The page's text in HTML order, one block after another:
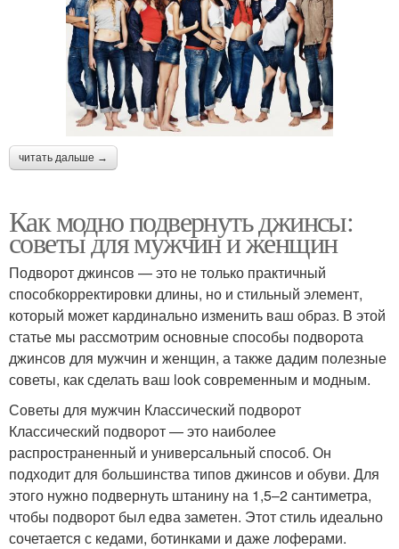
читать дальше →
Как модно подвернуть джинсы:
советы для мужчин и женщин
Подворот джинсов — это не только практичный
способкорректировки длины, но и стильный элемент,
который может кардинально изменить ваш образ. В этой
статье мы рассмотрим основные способы подворота
джинсов для мужчин и женщин, а также дадим полезные
советы, как сделать ваш look современным и модным.
Советы для мужчин Классический подворот
Классический подворот — это наиболее
распространенный и универсальный способ. Он
подходит для большинства типов джинсов и обуви. Для
этого нужно подвернуть штанину на 1,5–2 сантиметра,
чтобы подворот был едва заметен. Этот стиль идеально
сочетается с кедами, ботинками и даже лоферами.